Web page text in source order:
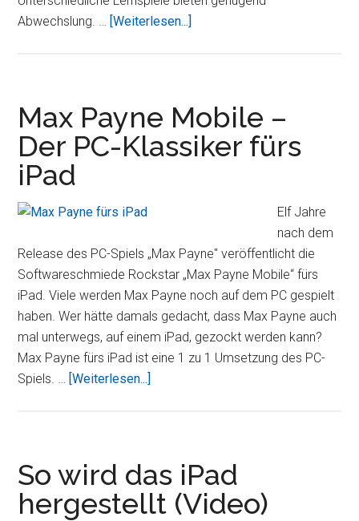
Abwechslung. … [Weiterlesen...]
iPad
Lern-
App
Max Payne Mobile –
Der PC-Klassiker fürs
iPad
Elf Jahre
nach dem
Release des PC-Spiels „Max Payne" veröffentlicht die
Softwareschmiede Rockstar „Max Payne Mobile“ fürs
iPad. Viele werden Max Payne noch auf dem PC gespielt
haben. Wer hätte damals gedacht, dass Max Payne auch
mal unterwegs, auf einem iPad, gezockt werden kann?
Max Payne fürs iPad ist eine 1 zu 1 Umsetzung des PC-
Spiels. … [Weiterlesen...]
PC-
Klassiker
So wird das iPad
hergestellt (Video)